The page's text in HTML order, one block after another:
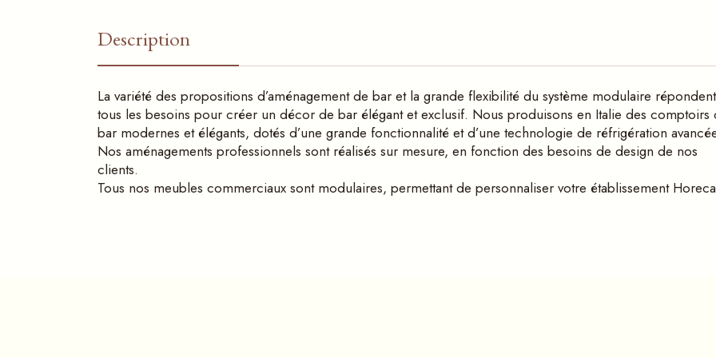
Description
La variété des propositions d’aménagement de bar et la grande flexibilité du système modulaire
tous les besoins pour créer un décor de bar élégant et exclusif. Nous produisons en Italie des comptoirs
bar modernes et élégants, dotés d’une grande fonctionnalité et d’une technologie de réfrigération
Nos aménagements professionnels sont réalisés sur mesure, en fonction des besoins de design de nos
clients.
Tous nos meubles commerciaux sont modulaires, permettant de personnaliser votre établissement